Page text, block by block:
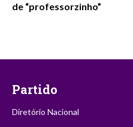
de “professorzinho”
Partido
Diretório Nacional